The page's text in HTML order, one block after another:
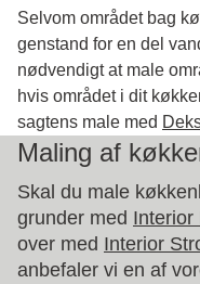
Selvom området bag
genstand for en del
nødvendigt at male
hvis området i dit
sagtens male med
Maling af
Skal du male
grunder med Interior
over med Interior
anbefaler vi en af